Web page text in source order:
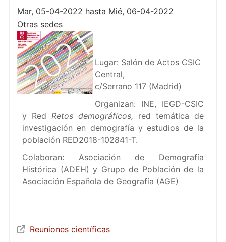
Mar, 05-04-2022 hasta Mié, 06-04-2022
Otras sedes
Lugar: Salón de Actos CSIC
Central,
c/Serrano 117 (Madrid)
Organizan: INE, IEGD-CSIC
y Red Retos demográficos, red temática de
investigación en demografía y estudios de la
población RED2018-102841-T.
Colaboran: Asociación de Demografía
Histórica (ADEH) y Grupo de Población de la
Asociación Española de Geografía (AGE)
Reuniones científicas